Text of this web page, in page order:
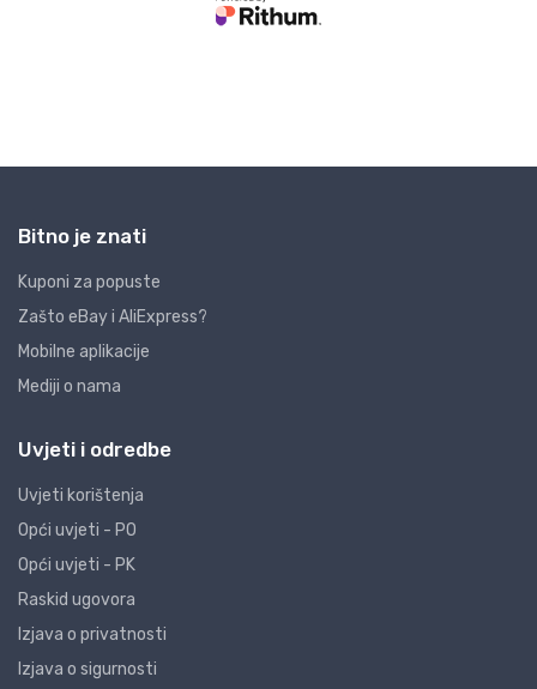
Bitno je znati
Kuponi za popuste
Zašto eBay i AliExpress?
Mobilne aplikacije
Mediji o nama
Uvjeti i odredbe
Uvjeti korištenja
Opći uvjeti - PO
Opći uvjeti - PK
Raskid ugovora
Izjava o privatnosti
Izjava o sigurnosti